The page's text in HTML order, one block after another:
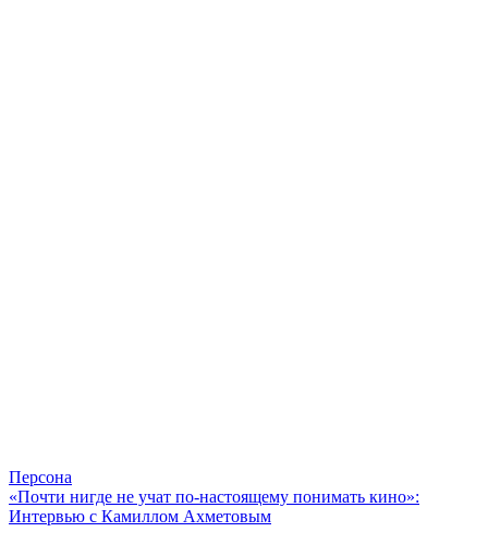
Персона
«Почти нигде не учат по-настоящему понимать кино»:
Интервью с Камиллом Ахметовым